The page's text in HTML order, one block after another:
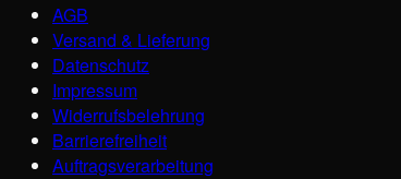
AGB
Versand & Lieferung
Datenschutz
Impressum
Widerrufsbelehrung
Barrierefreiheit
Auftragsverarbeitung